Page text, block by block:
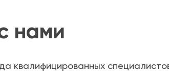
нами
квалифицированных